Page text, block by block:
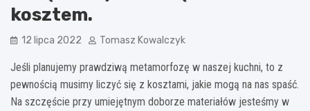
kosztem.
12 lipca 2022 Tomasz Kowalczyk
Jeśli planujemy prawdziwą metamorfozę w naszej kuchni, to z
pewnością musimy liczyć się z kosztami, jakie mogą na nas spaść.
Na szczęście przy umiejętnym doborze materiałów jesteśmy w